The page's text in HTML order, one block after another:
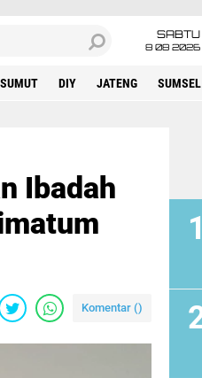
SABTU
8 08 2026
SUMUT DIY JATENG SUMSEL
Ibadah
Komentar ()